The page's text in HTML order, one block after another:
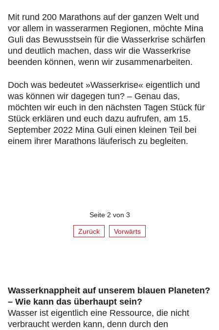
Mit rund 200 Marathons auf der ganzen Welt und
vor allem in wasserarmen Regionen, möchte Mina
Guli das Bewusstsein für die Wasserkrise schärfen
und deutlich machen, dass wir die Wasserkrise
beenden können, wenn wir zusammenarbeiten.
Doch was bedeutet »Wasserkrise« eigentlich und
was können wir dagegen tun? – Genau das,
möchten wir euch in den nächsten Tagen Stück für
Stück erklären und euch dazu aufrufen, am 15.
September 2022 Mina Guli einen kleinen Teil bei
einem ihrer Marathons läuferisch zu begleiten.
Seite 2 von 3
Zurück Vorwärts
Wasserknappheit auf unserem blauen Planeten?
– Wie kann das überhaupt sein?
Wasser ist eigentlich eine Ressource, die nicht
verbraucht werden kann, denn durch den